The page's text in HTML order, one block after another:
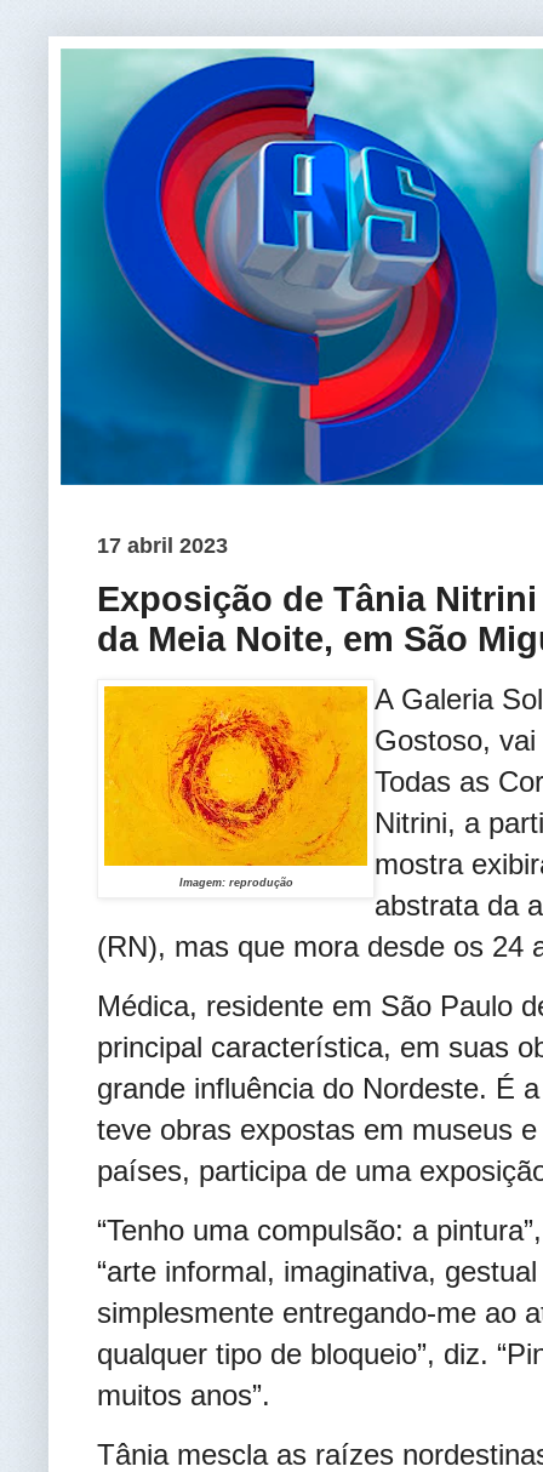
17 abril 2023
Exposição de Tânia
da Meia Noite, em São
Imagem: reprodução
A Galeria
Gostoso, vai
Todas as
Nitrini, a
mostra
abstrata da
(RN), mas que mora desde os 24
Médica, residente em São Paulo
principal característica, em suas
grande influência do Nordeste. É
teve obras expostas em museus
países, participa de uma
“Tenho uma compulsão: a
“arte informal, imaginativa,
simplesmente entregando-me ao
qualquer tipo de bloqueio”, diz.
muitos anos”.
Tânia mescla as raízes